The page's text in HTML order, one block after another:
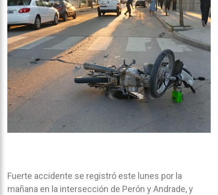
Fuerte accidente se registró este lunes por la
mañana en la intersección de Perón y Andrade, y